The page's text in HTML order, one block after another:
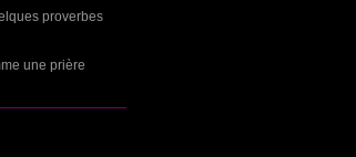
proverbes
une prière